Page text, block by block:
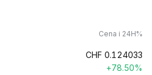
Cena i 24H%
CHF 0.124033
+78.50%